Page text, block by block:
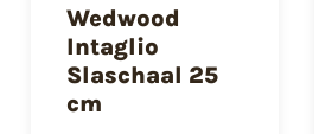
Wedwood
Intaglio
Slaschaal 25
cm